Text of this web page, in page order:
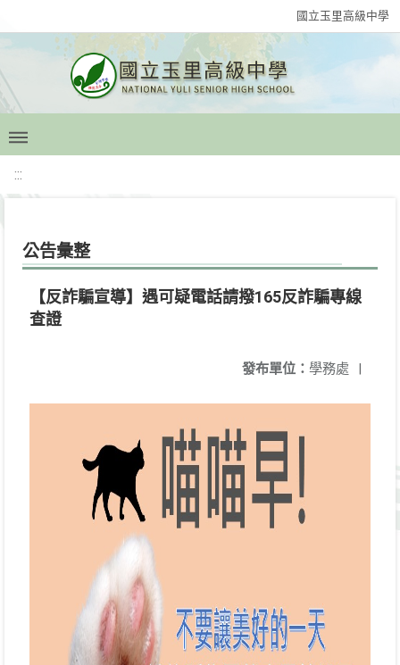
國立玉里高級中學
:::
公告彙整
【反詐騙宣導】遇可疑電話請撥165反詐騙專線
查證
發布單位： 學務處 |